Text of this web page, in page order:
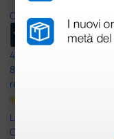
Ottimo
4,6
8.330
recensioni
Le nostre recensioni a
Clicca qui per leggerle